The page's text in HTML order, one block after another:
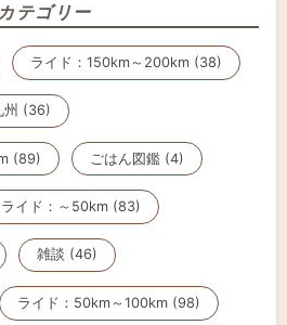
テゴリー
ライド：150km～200km (38)
州 (36)
(89) ごはん図鑑 (4)
ライド：～50km (83)
雑談 (46)
ライド：50km～100km (98)